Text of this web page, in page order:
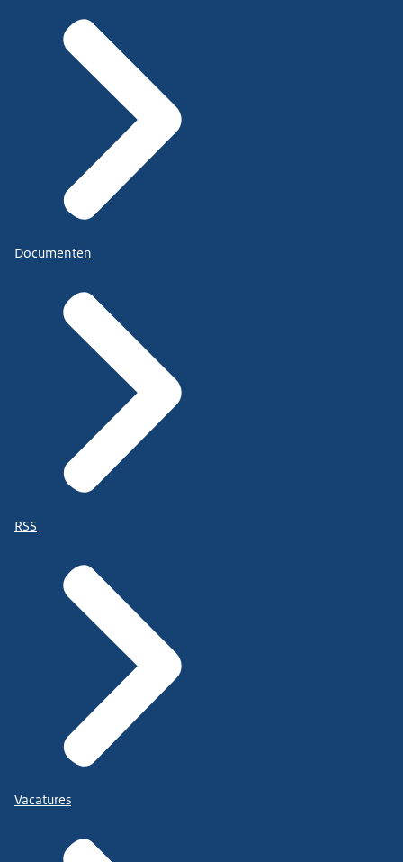
Documenten
RSS
Vacatures